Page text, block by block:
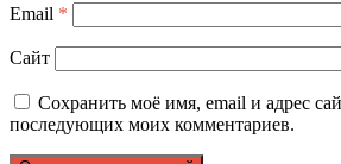
Email *
Сайт
Сохранить моё имя, email и адрес
последующих моих комментариев.